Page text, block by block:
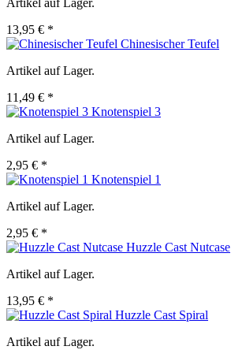
Artikel auf Lager.
13,95 € *
Chinesischer Teufel
Artikel auf Lager.
11,49 € *
Knotenspiel 3
Artikel auf Lager.
2,95 € *
Knotenspiel 1
Artikel auf Lager.
2,95 € *
Huzzle Cast Nutcase
Artikel auf Lager.
13,95 € *
Huzzle Cast Spiral
Artikel auf Lager.